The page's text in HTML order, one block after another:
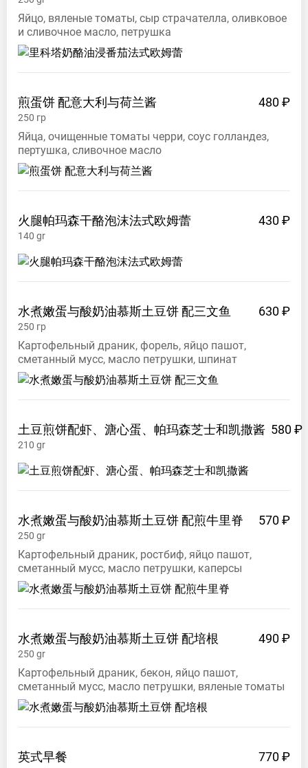
Яйцо, вяленые томаты, сыр страчателла, оливковое
и сливочное масло, петрушка
煎蛋饼配意大利与荷兰酱 480 ₽
250 гр
Яйца, очищенные томаты черри, соус голландез,
пертушка, сливочное масло
火腿帕玛森干酪泡沫法式欧姆蕾 430 ₽
140 gr
水煮嫩蛋与酸奶油慕斯土豆饼配三文鱼 630 ₽
250 гр
Картофельный драник, форель, яйцо пашот,
сметанный мусс, масло петрушки, шпинат
土豆煎饼配虾、溏心蛋、帕玛森芝士和凯撒酱 580 ₽
210 gr
水煮嫩蛋与酸奶油慕斯土豆饼配煎牛里脊 570 ₽
250 gr
Картофельный драник, ростбиф, яйцо пашот,
сметанный мусс, масло петрушки, каперсы
水煮嫩蛋与酸奶油慕斯土豆饼配培根 490 ₽
250 gr
Картофельный драник, бекон, яйцо пашот,
сметанный мусс, масло петрушки, вяленые томаты
英式早餐 770 ₽